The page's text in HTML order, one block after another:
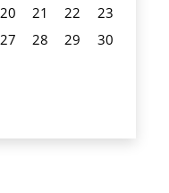
20 21 22
23
27 28 29
30